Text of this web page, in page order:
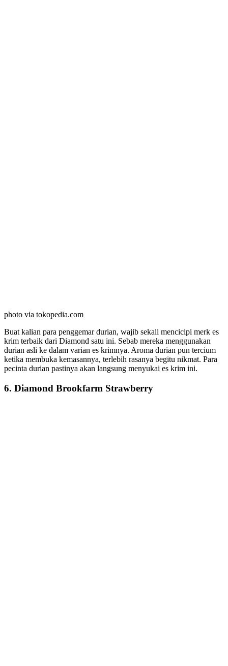
photo via tokopedia.com
Buat kalian para penggemar durian, wajib sekali mencicipi merk es
krim terbaik dari Diamond satu ini. Sebab mereka menggunakan
durian asli ke dalam varian es krimnya. Aroma durian pun tercium
ketika membuka kemasannya, terlebih rasanya begitu nikmat. Para
pecinta durian pastinya akan langsung menyukai es krim ini.
6. Diamond Brookfarm Strawberry